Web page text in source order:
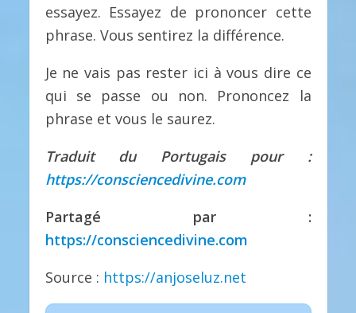
essayez. Essayez de prononcer cette
phrase. Vous sentirez la différence.
Je ne vais pas rester ici à vous dire ce
qui se passe ou non. Prononcez la
phrase et vous le saurez.
Traduit du Portugais pour :
https://consciencedivine.com
Partagé par :
https://consciencedivine.com
Source : https://anjoseluz.net